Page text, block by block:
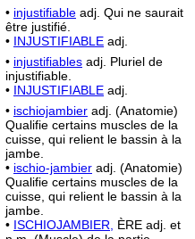
• injustifiable adj. Qui ne saurait
être justifié.
• INJUSTIFIABLE adj.
• injustifiables adj. Pluriel de
injustifiable.
• INJUSTIFIABLE adj.
• ischiojambier adj. (Anatomie)
Qualifie certains muscles de la
cuisse, qui relient le bassin à la
jambe.
• ischio-jambier adj. (Anatomie)
Qualifie certains muscles de la
cuisse, qui relient le bassin à la
jambe.
• ISCHIOJAMBIER,
ÈRE adj. et